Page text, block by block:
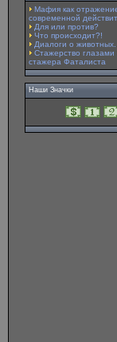
Мафия как
современной
Для или против?
Что происходит?!
Диалоги о животных.
Стажерство глазами
стажера Фаталиста
Наши Значки